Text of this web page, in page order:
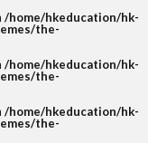
/home/hkeducation/hk-
the-
/home/hkeducation/hk-
the-
/home/hkeducation/hk-
the-